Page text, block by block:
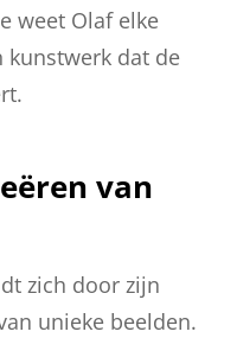
weet Olaf elke
dat de
van
zich door zijn
unieke beelden.